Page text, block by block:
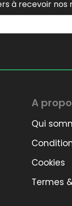
à recevoir nos
A
Qui
Cookies
Termes